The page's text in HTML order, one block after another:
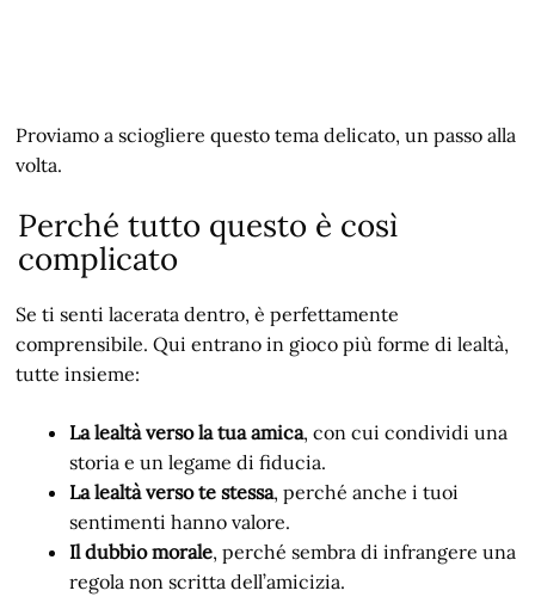
Proviamo a sciogliere questo tema delicato, un passo alla
volta.
Perché tutto questo è così
complicato
Se ti senti lacerata dentro, è perfettamente
comprensibile. Qui entrano in gioco più forme di lealtà,
tutte insieme:
La lealtà verso la tua amica, con cui condividi una
storia e un legame di fiducia.
La lealtà verso te stessa, perché anche i tuoi
sentimenti hanno valore.
Il dubbio morale, perché sembra di infrangere una
regola non scritta dell’amicizia.